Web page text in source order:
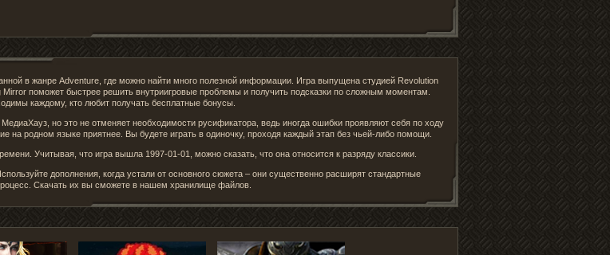
в жанре Adventure, где можно найти много полезной информации. Игра выпущена студией Revolution
поможет быстрее решить внутриигровые проблемы и получить подсказки по сложным моментам.
каждому, кто любит получать бесплатные бонусы.
но это не отменяет необходимости русификатора, ведь иногда ошибки проявляют себя по ходу
на родном языке приятнее. Вы будете играть в одиночку, проходя каждый этап без чьей-либо помощи.
Учитывая, что игра вышла 1997-01-01, можно сказать, что она относится к разряду классики.
дополнения, когда устали от основного сюжета – они существенно расширят стандартные
Скачать их вы сможете в нашем хранилище файлов.